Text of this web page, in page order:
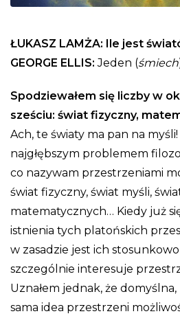
ŁUKASZ LAMŻA: Ile jest
GEORGE ELLIS: Jeden (śmiech
Spodziewałem się liczby w
sześciu: świat fizyczny,
Ach, te światy ma pan na
najgłębszym problemem
co nazywam przestrzeniami
świat fizyczny, świat myśli,
matematycznych… Kiedy już
istnienia tych platońskich
w zasadzie jest ich
szczególnie interesuje
Uznałem jednak, że
sama idea przestrzeni